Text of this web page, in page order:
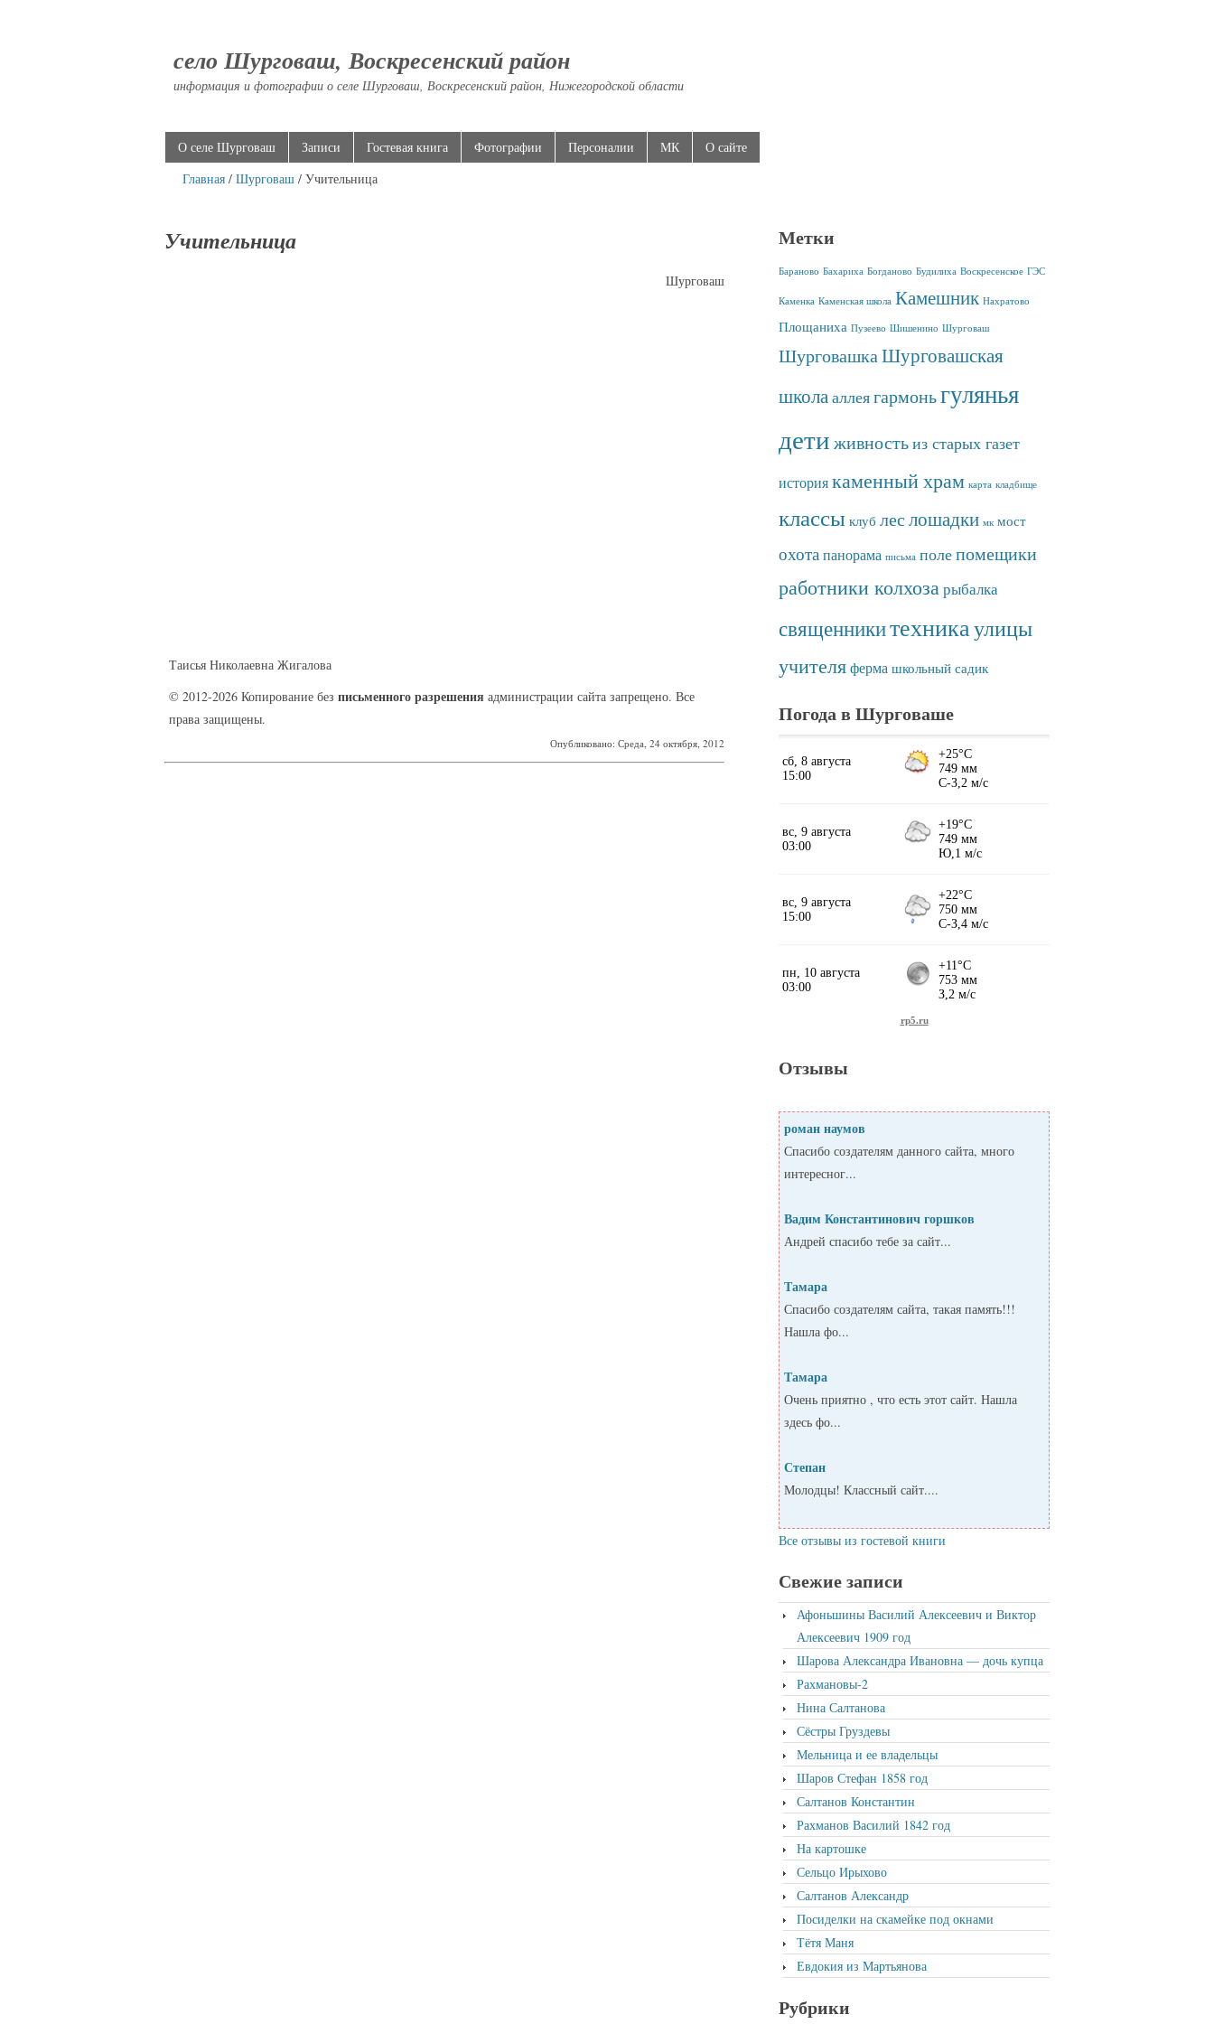
село Шурговаш, Воскресенский район
информация и фотографии о селе Шурговаш, Воскресенский район, Нижегородской области
О селе Шурговаш Записи Гостевая книга Фотографии Персоналии МК
О сайте
Главная / Шурговаш / Учительница
Учительница
Шурговаш
Таисья Николаевна Жигалова
© 2012-2026 Копирование без письменного разрешения администрации сайта запрещено. Все
права защищены.
Опубликовано: Среда, 24 октября, 2012
Метки
Бараново Бахариха Богданово Будилиха Воскресенское ГЭС
Каменка Каменская школа Камешник Нахратово
Площаниха Пузеево Шишенино Шурговаш
ШурговашкаШурговашская
школа аллеягармоньгулянья
детиживностьиз старых газет
историякаменный храм карта кладбище
классы клуб леслошадки мк мост
охота панорама письма полепомещики
работники колхоза рыбалка
священникитехникаулицы
учителяферма школьный садик
Погода в Шурговаше
Отзывы
роман наумов
Спасибо создателям данного сайта, много
интересног...
Вадим Константинович горшков
Андрей спасибо тебе за сайт...
Тамара
Спасибо создателям сайта, такая память!!!
Нашла фо...
Тамара
Очень приятно , что есть этот сайт. Нашла
здесь фо...
Степан
Молодцы! Классный сайт....
Все отзывы из гостевой книги
Свежие записи
Афоньшины Василий Алексеевич и Виктор
Алексеевич 1909 год
Шарова Александра Ивановна — дочь купца
Рахмановы-2
Нина Салтанова
Сёстры Груздевы
Мельница и ее владельцы
Шаров Стефан 1858 год
Салтанов Константин
Рахманов Василий 1842 год
На картошке
Сельцо Ирыхово
Салтанов Александр
Посиделки на скамейке под окнами
Тётя Маня
Евдокия из Мартьянова
Рубрики